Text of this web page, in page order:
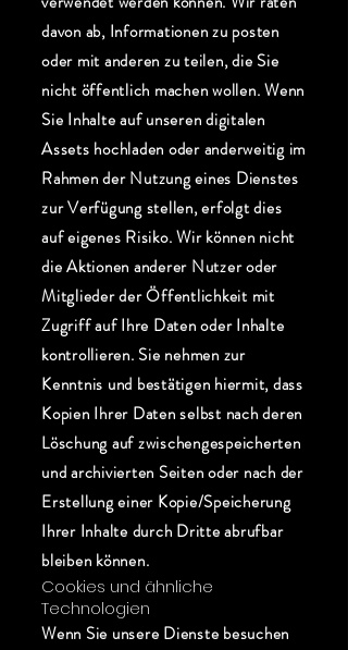
davon ab, Informationen zu posten
oder mit anderen zu teilen, die Sie
nicht öffentlich machen wollen. Wenn
Sie Inhalte auf unseren digitalen
Assets hochladen oder anderweitig im
Rahmen der Nutzung eines Dienstes
zur Verfügung stellen, erfolgt dies
auf eigenes Risiko. Wir können nicht
die Aktionen anderer Nutzer oder
Mitglieder der Öffentlichkeit mit
Zugriff auf Ihre Daten oder Inhalte
kontrollieren. Sie nehmen zur
Kenntnis und bestätigen hiermit, dass
Kopien Ihrer Daten selbst nach deren
Löschung auf zwischengespeicherten
und archivierten Seiten oder nach der
Erstellung einer Kopie/Speicherung
Ihrer Inhalte durch Dritte abrufbar
bleiben können.
Cookies und ähnliche
Technologien
Wenn Sie unsere Dienste besuchen